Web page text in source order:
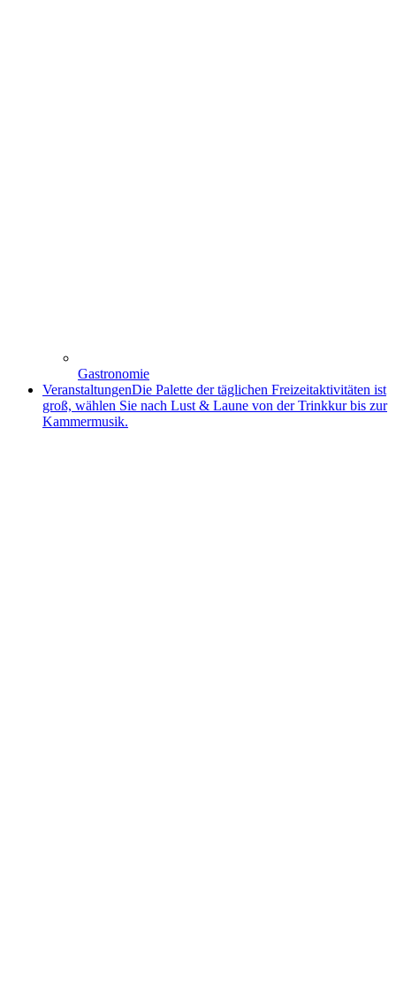
Gastronomie
VeranstaltungenDie Palette der täglichen Freizeitaktivitäten ist
groß, wählen Sie nach Lust & Laune von der Trinkkur bis zur
Kammermusik.